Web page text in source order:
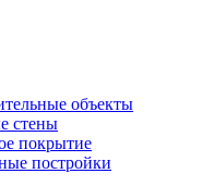
объекты
стены
покрытие
постройки